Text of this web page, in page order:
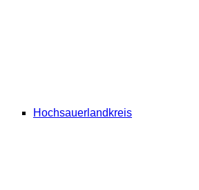
Hochsauerlandkreis